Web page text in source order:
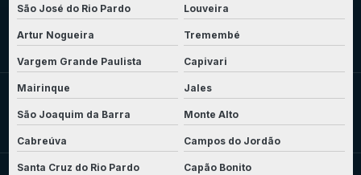
São José do Rio Pardo Louveira
Artur Nogueira Tremembé
Vargem Grande Paulista Capivari
Mairinque Jales
São Joaquim da Barra Monte Alto
Cabreúva Campos do Jordão
Santa Cruz do Rio Pardo Capão Bonito